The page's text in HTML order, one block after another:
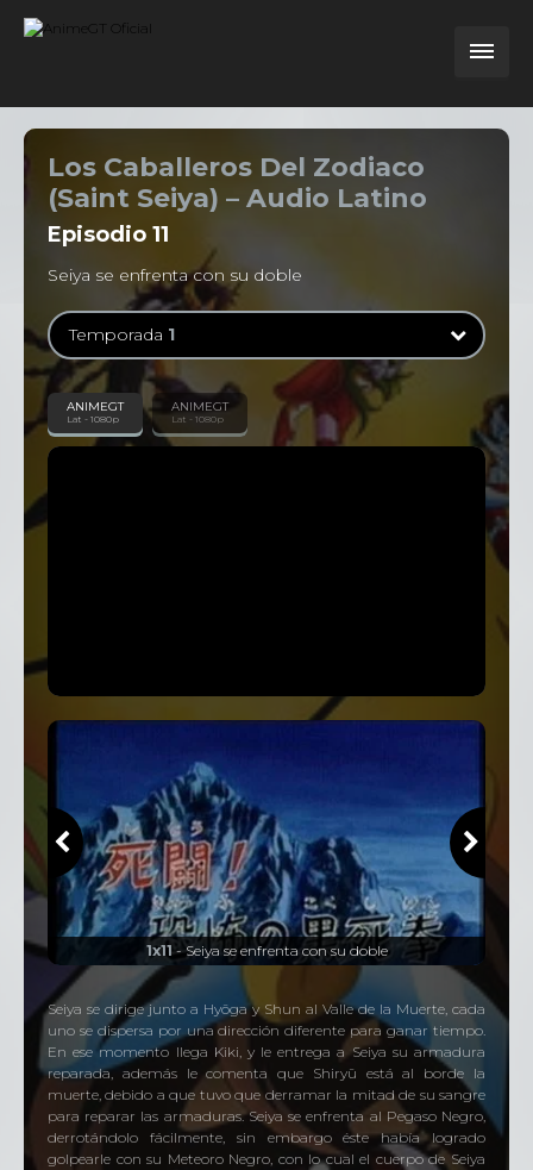
Los Caballeros Del Zodiaco
(Saint Seiya) – Audio Latino
Episodio 11
Seiya se enfrenta con su doble
Temporada 1
Temporada
114 Episodios
ANIMEGT
Lat - 1080p
ANIMEGT
Lat - 1080p
1x11- Seiya se enfrenta con su doble
Seiya se dirige junto a Hyōga y Shun al Valle de la Muerte, cada
uno se dispersa por una dirección diferente para ganar tiempo.
En ese momento llega Kiki, y le entrega a Seiya su armadura
reparada, además le comenta que Shiryū está al borde la
muerte, debido a que tuvo que derramar la mitad de su sangre
para reparar las armaduras. Seiya se enfrenta al Pegaso Negro,
derrotándolo fácilmente, sin embargo éste había logrado
golpearle con su Meteoro Negro, con lo cual el cuerpo de Seiya